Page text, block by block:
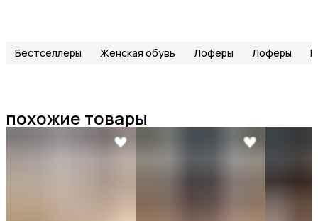
Бестселлеры Женская обувь Лоферы Лоферы
похожие товары